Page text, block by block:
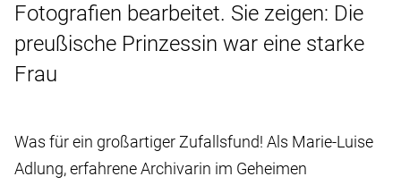
Fotografien bearbeitet. Sie zeigen: Die
preußische Prinzessin war eine starke
Frau
Was für ein großartiger Zufallsfund! Als Marie-Luise
Adlung, erfahrene Archivarin im Geheimen